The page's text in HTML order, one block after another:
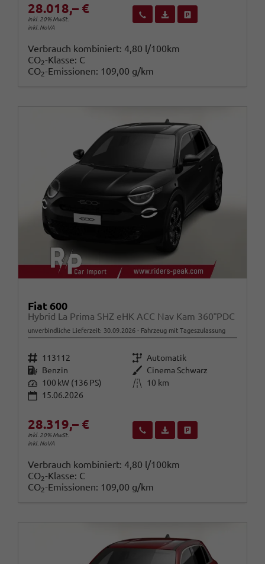
28.018,– €
inkl. 20% MwSt.
inkl. NoVA
Wir rufen Sie anFahrzeugexposé (PDF)
Verbrauch kombiniert: 4,80 l/100km
CO2-Klasse: C
CO2-Emissionen: 109,00 g/km
Fiat 600
Hybrid La Prima SHZ eHK ACC Nav Kam 360°PDC
unverbindliche Lieferzeit: 30.09.2026 Fahrzeug mit Tageszulassung
Fahrzeugnr. 113112 Getriebe Automatik
Kraftstoff Benzin Außenfarbe
Cinema Schwarz
Leistung 100 kW (136 PS) Kilometerstand
10 km
15.06.2026
28.319,– €
inkl. 20% MwSt.
inkl. NoVA
Wir rufen Sie anFahrzeugexposé (PDF)
Verbrauch kombiniert: 4,80 l/100km
CO2-Klasse: C
CO2-Emissionen: 109,00 g/km